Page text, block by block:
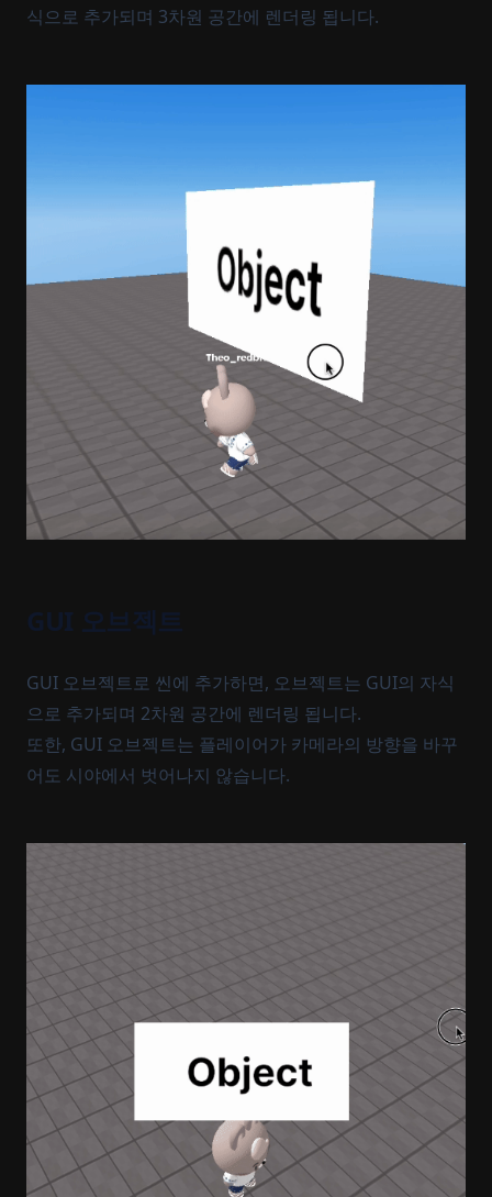
식으로 추가되며 3차원 공간에 렌더링 됩니다.
GUI 오브젝트
GUI 오브젝트로 씬에 추가하면, 오브젝트는 GUI의 자식
으로 추가되며 2차원 공간에 렌더링 됩니다.
또한, GUI 오브젝트는 플레이어가 카메라의 방향을 바꾸
어도 시야에서 벗어나지 않습니다.